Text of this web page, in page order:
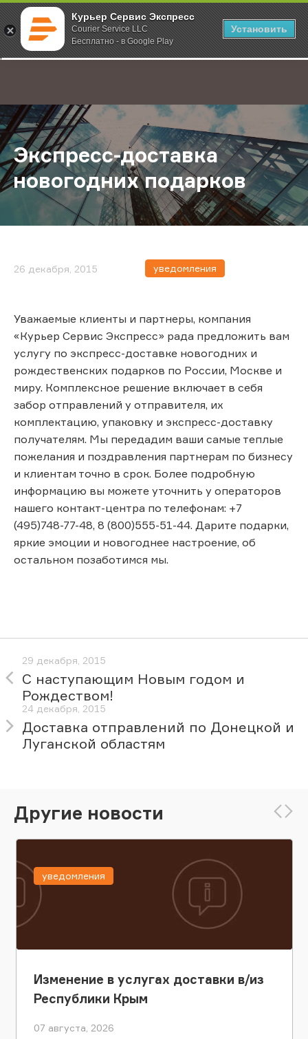
Курьер Сервис Экспресс
Courier Service LLC
Бесплатно - в Google Play
Установить
;
Главная О компании Новости Экспресс-доставка новогодних
Экспресс-доставка
новогодних подарков
26 декабря, 2015 уведомления
Уважаемые клиенты и партнеры, компания
«Курьер Сервис Экспресс» рада предложить вам
услугу по экспресс-доставке новогодних и
рождественских подарков по России, Москве и
миру. Комплексное решение включает в себя
забор отправлений у отправителя, их
комплектацию, упаковку и экспресс-доставку
получателям. Мы передадим ваши самые теплые
пожелания и поздравления партнерам по бизнесу
и клиентам точно в срок. Более подробную
информацию вы можете уточнить у операторов
нашего контакт-центра по телефонам: +7
(495)748-77-48, 8 (800)555-51-44. Дарите подарки,
яркие эмоции и новогоднее настроение, об
остальном позаботимся мы.
29 декабря, 2015
С наступающим Новым годом и
Рождеством!
24 декабря, 2015
Доставка отправлений по Донецкой и
Луганской областям
Другие новости
Изменение в услугах доставки в/из
Республики Крым
07 августа, 2026
уведомления